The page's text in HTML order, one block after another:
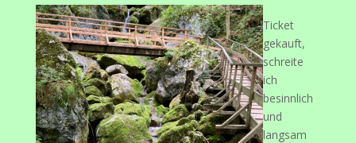
Ticket
gekauft,
schreite
ich
besinnlich
und
langsam